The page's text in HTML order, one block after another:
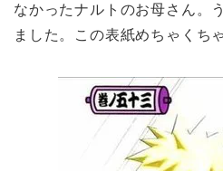
なかったナルトのお母さん。
ました。この表紙めちゃくち